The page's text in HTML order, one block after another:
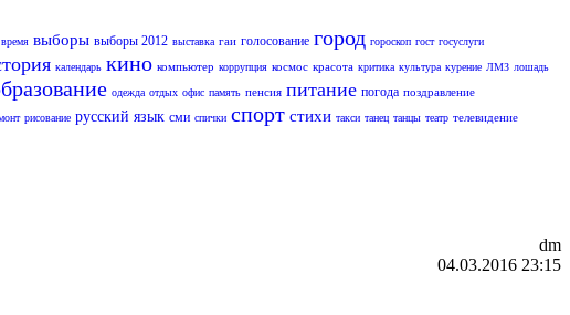
время выборы выборы 2012 выставка гаи голосование город гороскоп гост госуслуги
календарь кино компьютер коррупция космос красота критика культура курение ЛМЗ лошадь
одежда отдых офис память пенсия питание погода поздравление
рисование русский язык сми спички спорт стихи такси танец танцы театр телевидение
dm
04.03.2016 23:15